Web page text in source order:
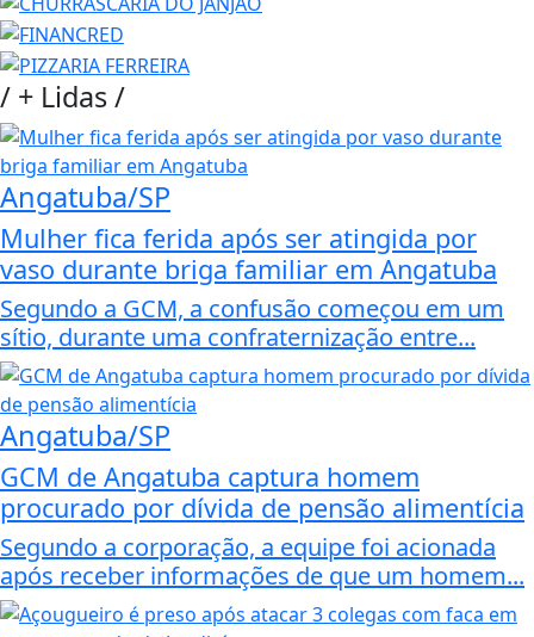
/ + Lidas/
Angatuba/SP
Mulher fica ferida após ser atingida por
vaso durante briga familiar em Angatuba
Segundo a GCM, a confusão começou em um
sítio, durante uma confraternização entre...
Angatuba/SP
GCM de Angatuba captura homem
procurado por dívida de pensão alimentícia
Segundo a corporação, a equipe foi acionada
após receber informações de que um homem...